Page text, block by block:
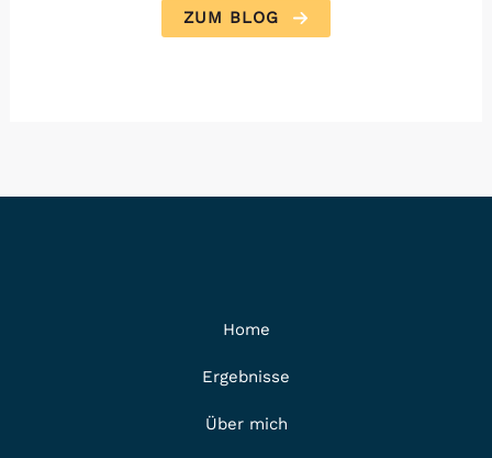
ZUM BLOG
Home
Ergebnisse
Über mich